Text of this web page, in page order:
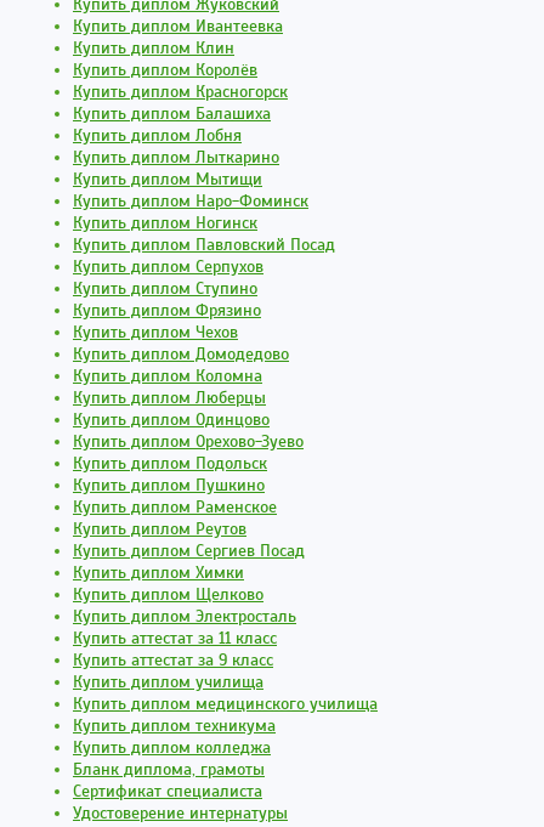
Купить диплом Жуковский
Купить диплом Ивантеевка
Купить диплом Клин
Купить диплом Королёв
Купить диплом Красногорск
Купить диплом Балашиха
Купить диплом Лобня
Купить диплом Лыткарино
Купить диплом Мытищи
Купить диплом Наро-Фоминск
Купить диплом Ногинск
Купить диплом Павловский Посад
Купить диплом Серпухов
Купить диплом Ступино
Купить диплом Фрязино
Купить диплом Чехов
Купить диплом Домодедово
Купить диплом Коломна
Купить диплом Люберцы
Купить диплом Одинцово
Купить диплом Орехово-Зуево
Купить диплом Подольск
Купить диплом Пушкино
Купить диплом Раменское
Купить диплом Реутов
Купить диплом Сергиев Посад
Купить диплом Химки
Купить диплом Щелково
Купить диплом Электросталь
Купить аттестат за 11 класс
Купить аттестат за 9 класс
Купить диплом училища
Купить диплом медицинского училища
Купить диплом техникума
Купить диплом колледжа
Бланк диплома, грамоты
Сертификат специалиста
Удостоверение интернатуры